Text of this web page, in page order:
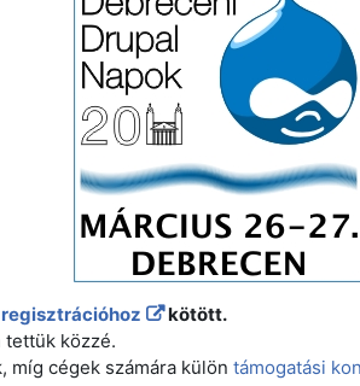
kötött.
tettük közzé.
míg cégek számára külön támogatási